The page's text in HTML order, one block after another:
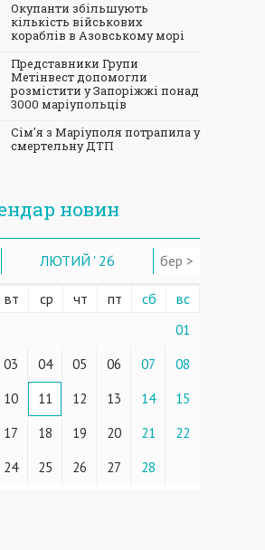
Окупанти збільшують
кількість військових
кораблів в Азовському морі
Представники Групи
Метінвест допомогли
розмістити у Запоріжжі понад
3000 маріупольців
Сім'я з Маріуполя потрапила у
смертельну ДТП
новин
ЛЮТИЙ ' 26 бер >
вт ср чт пт сб вс
01
03 04 05 06 07
08
10 11 12 13 14
15
17 18 19 20 21
22
24 25 26 27 28